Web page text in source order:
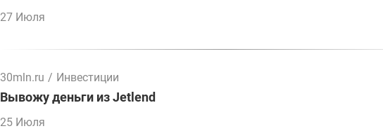
27 Июля
30mln.ru / Инвестиции
Вывожу деньги из Jetlend
25 Июля